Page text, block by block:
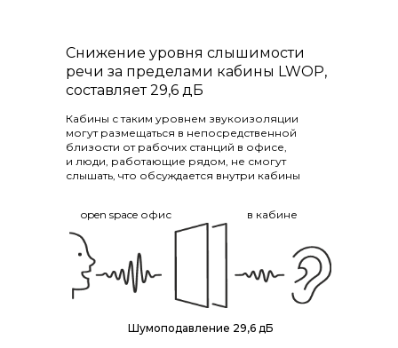
open space офис в кабине
Шумоподавление 29,6 дБ
Снижение уровня слышимости
речи за пределами кабины LWOP,
составляет 29,6 дБ
Кабины с таким уровнем звукоизоляции
могут размещаться в непосредственной
близости от рабочих станций в офисе,
и люди, работающие рядом, не смогут
слышать, что обсуждается внутри кабины